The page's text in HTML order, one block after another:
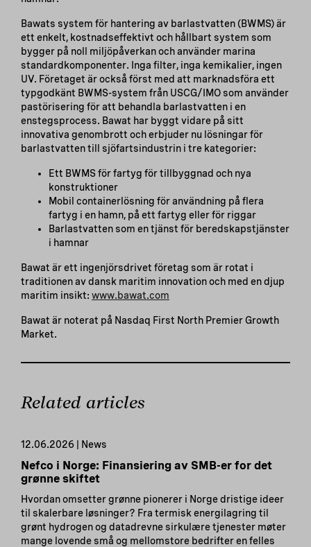
Bawats system för hantering av barlastvatten (BWMS) är
ett enkelt, kostnadseffektivt och hållbart system som
bygger på noll miljöpåverkan och använder marina
standardkomponenter. Inga filter, inga kemikalier, ingen
UV. Företaget är också först med att marknadsföra ett
typgodkänt BWMS-system från USCG/IMO som använder
pastörisering för att behandla barlastvatten i en
enstegsprocess. Bawat har byggt vidare på sitt
innovativa genombrott och erbjuder nu lösningar för
barlastvatten till sjöfartsindustrin i tre kategorier:
Ett BWMS för fartyg för tillbyggnad och nya
konstruktioner
Mobil containerlösning för användning på flera
fartyg i en hamn, på ett fartyg eller för riggar
Barlastvatten som en tjänst för beredskapstjänster
i hamnar
Bawat är ett ingenjörsdrivet företag som är rotat i
traditionen av dansk maritim innovation och med en djup
maritim insikt: www.bawat.com
Bawat är noterat på Nasdaq First North Premier Growth
Market.
Related articles
12.06.2026 | News
Nefco i Norge: Finansiering av SMB-er for det
grønne skiftet
Hvordan omsetter grønne pionerer i Norge dristige ideer
til skalerbare løsninger? Fra termisk energilagring til
grønt hydrogen og datadrevne sirkulære tjenester møter
mange lovende små og mellomstore bedrifter en felles